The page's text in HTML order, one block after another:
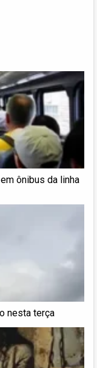
ônibus da linha
nesta terça